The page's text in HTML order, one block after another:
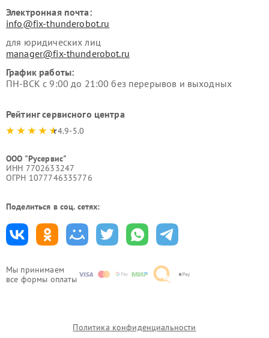
Мы принимаем
все формы оплаты
Электронная почта:
info@fix-thunderobot.ru
для юридических лиц
manager@fix-thunderobot.ru
График работы:
ПН-ВСК с 9:00 до 21:00 без перерывов и выходных
Рейтинг сервисного центра
4.9-5.0
ООО "Русервис"
ИНН 7702633247
ОГРН 1077746335776
Поделиться в соц. сетях:
Политика конфиденциальности